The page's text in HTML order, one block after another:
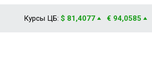
Курсы ЦБ: $ 81,4077 € 94,0585